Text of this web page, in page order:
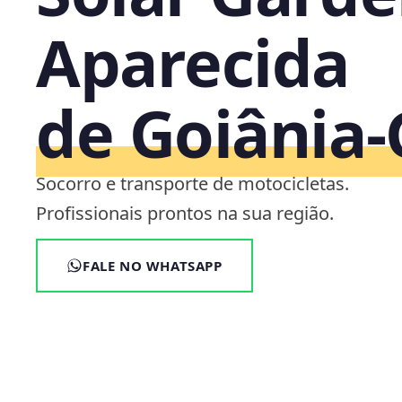
Aparecida
de
Socorro e transporte de motocicletas.
Profissionais prontos na sua região.
FALE NO WHATSAPP